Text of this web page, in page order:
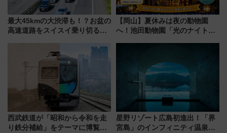
最大45kmの大渋滞も！？お盆の
高速道路をスイスイ乗り切る快
【岡山】夏休みは夜の動物園
へ！池田動物園「光のナイトズ
西武鉄道が「昭和から令和を走
り鉄分補給」をテーマに博覧会
星野リゾート広島初進出！「界
宮島」のインフィニティ温泉と